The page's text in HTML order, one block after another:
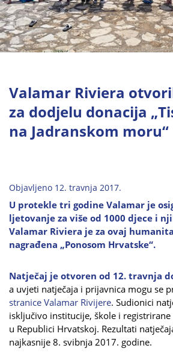
Valamar Riviera
za dodjelu donacija
na Jadranskom moru“
Objavljeno 12. travnja 2017.
U protekle tri godine Valamar je
ljetovanje za više od 1000 djece i
Valamar Riviera je za ovaj
nagrađena „Ponosom Hrvatske“.
Natječaj je otvoren od 12. travnja
a uvjeti natječaja i prijavnica mogu se
stranice Valamar Rivijere. Sudionici
isključivo institucije, škole i
u Republici Hrvatskoj. Rezultati
najkasnije 8. svibnja 2017. godine.